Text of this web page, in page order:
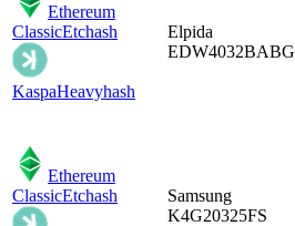
Ethereum
ClassicEtchash
KaspaHeavyhash
Elpida
EDW4032BABG
Ethereum
ClassicEtchash
Samsung
K4G20325FS